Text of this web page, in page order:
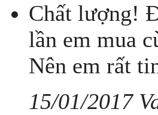
Chất lượng!
lần em mua
Nên em rất
15/01/2017